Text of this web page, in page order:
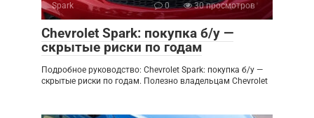
Spark 0 30 просмотров
Chevrolet Spark: покупка б/у —
скрытые риски по годам
Подробное руководство: Chevrolet Spark: покупка б/у —
скрытые риски по годам. Полезно владельцам Chevrolet